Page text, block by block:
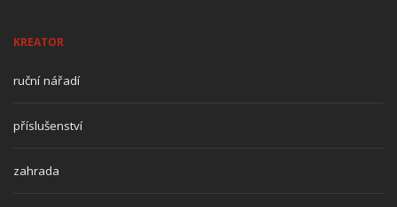
KREATOR
ruční nářadí
příslušenství
zahrada